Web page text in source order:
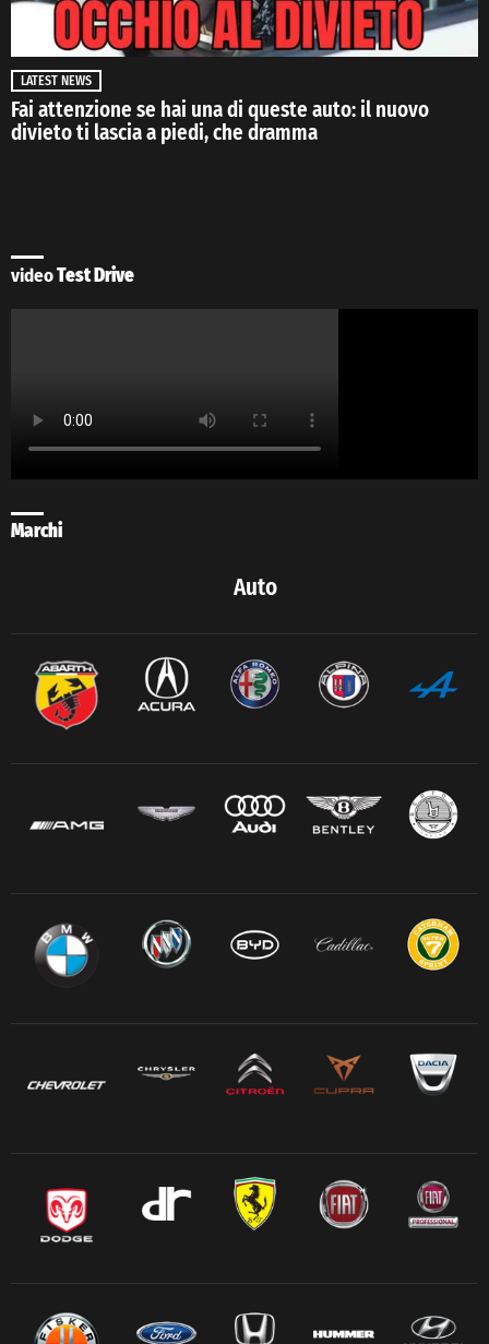
LATEST NEWS
Fai attenzione se hai una di queste auto: il nuovo
divieto ti lascia a piedi, che dramma
videoTest Drive
Marchi
Auto